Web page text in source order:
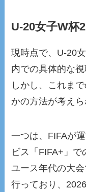
U-20女子W杯
現時点で、U-20
内での具体的な
しかし、これま
かの方法が考えら
一つは、FIFAが
ビス「FIFA+」
ユース年代の大
行っており、